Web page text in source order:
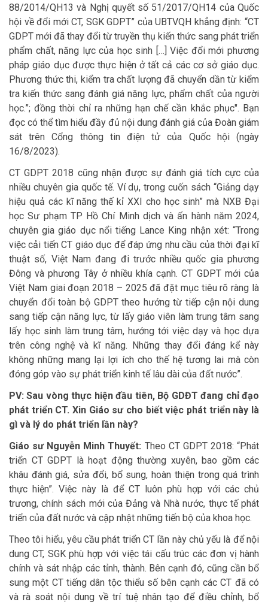
88/2014/QH13 và Nghị quyết số 51/2017/QH14 của Quốc
hội về đổi mới CT, SGK GDPT” của UBTVQH khẳng định: “CT
GDPT mới đã thay đổi từ truyền thụ kiến thức sang phát triển
phẩm chất, năng lực của học sinh […] Việc đổi mới phương
pháp giáo dục được thực hiện ở tất cả các cơ sở giáo dục.
Phương thức thi, kiểm tra chất lượng đã chuyển dần từ kiểm
tra kiến thức sang đánh giá năng lực, phẩm chất của người
học.”; đồng thời chỉ ra những hạn chế cần khắc phục". Bạn
đọc có thể tìm hiểu đầy đủ nội dung đánh giá của Đoàn giám
sát trên Cổng thông tin điện tử của Quốc hội (ngày
16/8/2023).
CT GDPT 2018 cũng nhận được sự đánh giá tích cực của
nhiều chuyên gia quốc tế. Ví dụ, trong cuốn sách “Giảng dạy
hiệu quả các kĩ năng thế kỉ XXI cho học sinh” mà NXB Đại
học Sư phạm TP Hồ Chí Minh dịch và ấn hành năm 2024,
chuyên gia giáo dục nổi tiếng Lance King nhận xét: “Trong
việc cải tiến CT giáo dục để đáp ứng nhu cầu của thời đại kĩ
thuật số, Việt Nam đang đi trước nhiều quốc gia phương
Đông và phương Tây ở nhiều khía cạnh. CT GDPT mới của
Việt Nam giai đoạn 2018 – 2025 đã đặt mục tiêu rõ ràng là
chuyển đổi toàn bộ GDPT theo hướng từ tiếp cận nội dung
sang tiếp cận năng lực, từ lấy giáo viên làm trung tâm sang
lấy học sinh làm trung tâm, hướng tới việc dạy và học dựa
trên công nghệ và kĩ năng. Những thay đổi đáng kể này
không những mang lại lợi ích cho thế hệ tương lai mà còn
đóng góp vào sự phát triển kinh tế lâu dài của đất nước”.
PV: Sau vòng thực hiện đầu tiên, Bộ GDĐT đang chỉ đạo
phát triển CT. Xin Giáo sư cho biết việc phát triển này là
gì và lý do phát triển lần này?
Giáo sư Nguyễn Minh Thuyết: Theo CT GDPT 2018: “Phát
triển CT GDPT là hoạt động thường xuyên, bao gồm các
khâu đánh giá, sửa đổi, bổ sung, hoàn thiện trong quá trình
thực hiện”. Việc này là để CT luôn phù hợp với các chủ
trương, chính sách mới của Đảng và Nhà nước, thực tế phát
triển của đất nước và cập nhật những tiến bộ của khoa học.
Theo tôi hiểu, yêu cầu phát triển CT lần này chủ yếu là để nội
dung CT, SGK phù hợp với việc tái cấu trúc các đơn vị hành
chính và sát nhập các tỉnh, thành. Bên cạnh đó, cũng cần bổ
sung một CT tiếng dân tộc thiểu số bên cạnh các CT đã có
và rà soát nội dung về trí tuệ nhân tạo để điều chỉnh, bổ